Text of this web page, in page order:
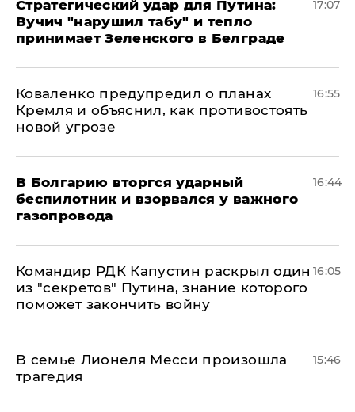
Стратегический удар для Путина:
Вучич "нарушил табу" и тепло
принимает Зеленского в Белграде
17:07
Коваленко предупредил о планах
Кремля и объяснил, как противостоять
новой угрозе
16:55
В Болгарию вторгся ударный
беспилотник и взорвался у важного
газопровода
16:44
Командир РДК Капустин раскрыл один
из "секретов" Путина, знание которого
поможет закончить войну
16:05
В семье Лионеля Месси произошла
трагедия
15:46